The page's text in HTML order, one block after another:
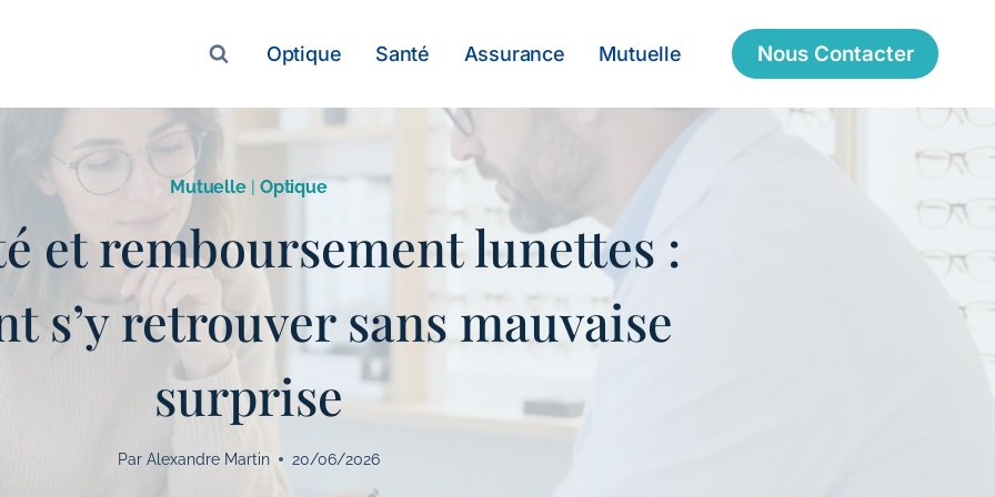
Optique Santé Assurance Mutuelle Nous Contacter
Mutuelle | Optique
et remboursement lunettes :
s’y retrouver sans mauvaise
surprise
Par Alexandre Martin 20/06/2026